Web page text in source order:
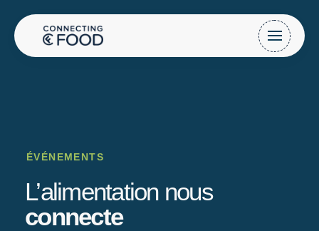
ÉVÉNEMENTS
L’alimentation nous
connecte